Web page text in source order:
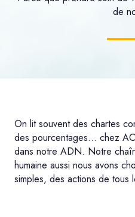
de
On lit souvent des chartes
des pourcentages... chez
dans notre ADN. Notre
humaine aussi nous avons
simples, des actions de tous